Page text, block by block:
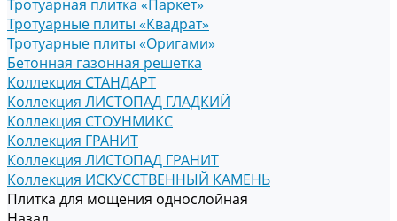
Тротуарная плитка «Паркет»
Тротуарные плиты «Квадрат»
Тротуарные плиты «Оригами»
Бетонная газонная решетка
Коллекция СТАНДАРТ
Коллекция ЛИСТОПАД ГЛАДКИЙ
Коллекция СТОУНМИКС
Коллекция ГРАНИТ
Коллекция ЛИСТОПАД ГРАНИТ
Коллекция ИСКУССТВЕННЫЙ КАМЕНЬ
Плитка для мощения однослойная